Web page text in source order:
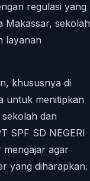
regulasi yang
Makassar, sekolah
layanan
khususnya di
untuk menitipkan
dan
SPF SD NEGERI
mengajar agar
yang diharapkan.